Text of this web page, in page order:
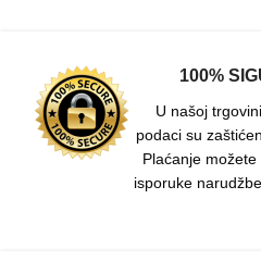
100%
U našoj
podaci su
Plaćanje
isporuke